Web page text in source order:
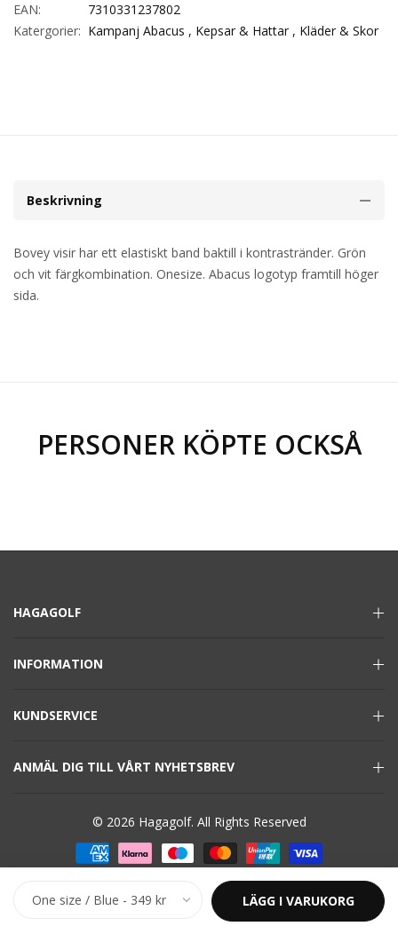
EAN:
7310331237802
Katergorier: Kampanj Abacus , Kepsar & Hattar , Kläder & Skor
LÄGG I VARUKORG
Beskrivning
Bovey visir har ett elastiskt band baktill i kontrastränder. Grön
och vit färgkombination. Onesize. Abacus logotyp framtill höger
sida.
PERSONER KÖPTE OCKSÅ
HAGAGOLF
INFORMATION
KUNDSERVICE
ANMÄL DIG TILL VÅRT NYHETSBREV
© 2026 Hagagolf. All Rights Reserved